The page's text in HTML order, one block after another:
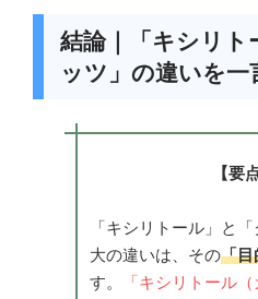
結論｜「キシリト
ッツ」の違いを一
【要
「キシリトール」と
大の違いは、その「目
す。
「キシリトール（